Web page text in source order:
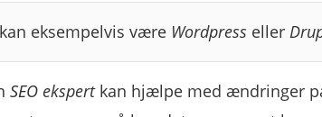
eksempelvis være Wordpresseller
SEO ekspertkan hjælpe med ændringer